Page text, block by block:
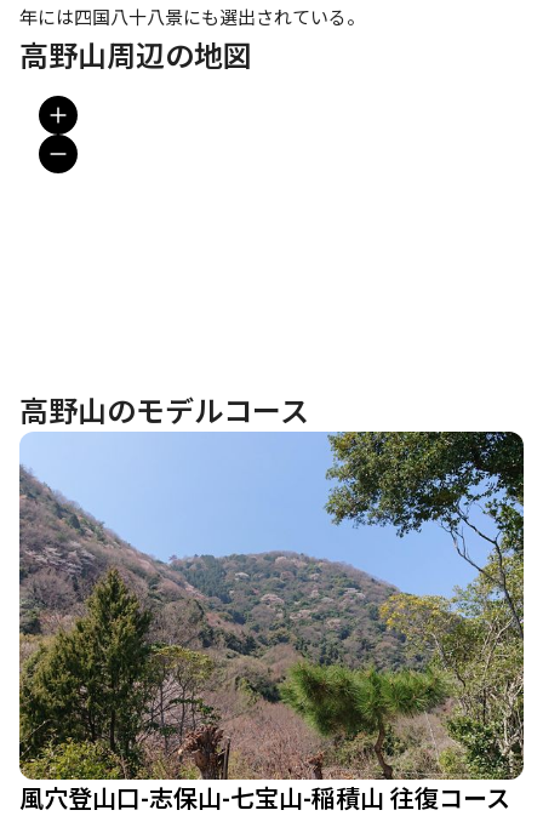
年には四国八十八景にも選出されている。
高野山周辺の地図
高野山のモデルコース
風穴登山口-志保山-七宝山-稲積山 往復コース